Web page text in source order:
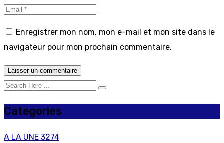
Enregistrer mon nom, mon e-mail et mon site dans le
navigateur pour mon prochain commentaire.
Categories
A LA UNE 3274